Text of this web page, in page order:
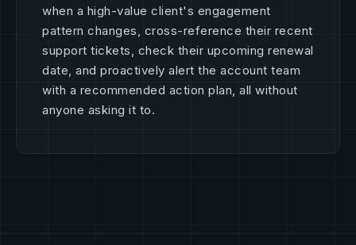
when a high-value client's engagement
pattern changes, cross-reference their recent
support tickets, check their upcoming renewal
date, and proactively alert the account team
with a recommended action plan, all without
anyone asking it to.